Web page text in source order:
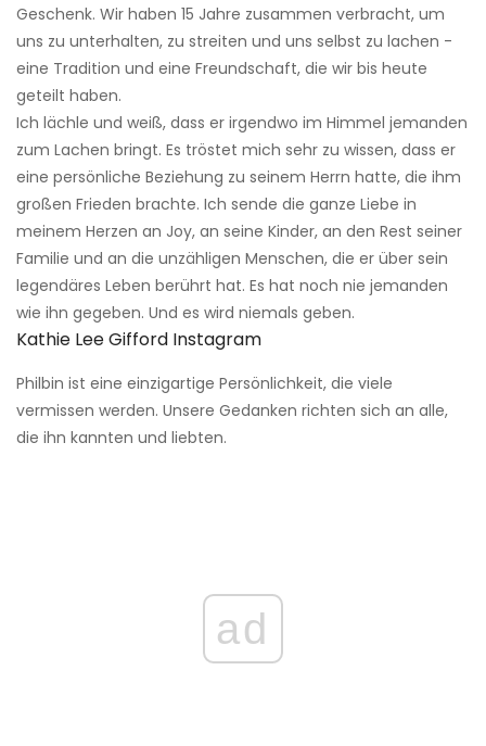
Geschenk. Wir haben 15 Jahre zusammen verbracht, um
uns zu unterhalten, zu streiten und uns selbst zu lachen -
eine Tradition und eine Freundschaft, die wir bis heute
geteilt haben.
Ich lächle und weiß, dass er irgendwo im Himmel jemanden
zum Lachen bringt. Es tröstet mich sehr zu wissen, dass er
eine persönliche Beziehung zu seinem Herrn hatte, die ihm
großen Frieden brachte. Ich sende die ganze Liebe in
meinem Herzen an Joy, an seine Kinder, an den Rest seiner
Familie und an die unzähligen Menschen, die er über sein
legendäres Leben berührt hat. Es hat noch nie jemanden
wie ihn gegeben. Und es wird niemals geben.
Kathie Lee Gifford Instagram
Philbin ist eine einzigartige Persönlichkeit, die viele
vermissen werden. Unsere Gedanken richten sich an alle,
die ihn kannten und liebten.
ad